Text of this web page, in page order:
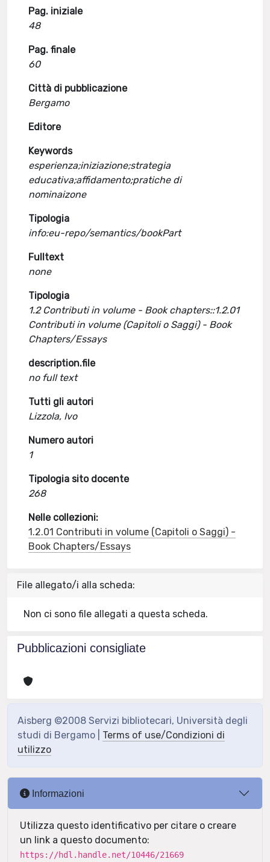
Pag. iniziale
48
Pag. finale
60
Città di pubblicazione
Bergamo
Editore
Keywords
esperienza;iniziazione;strategia
educativa;affidamento;pratiche di
nominaizone
Tipologia
info:eu-repo/semantics/bookPart
Fulltext
none
Tipologia
1.2 Contributi in volume - Book chapters::1.2.01
Contributi in volume (Capitoli o Saggi) - Book
Chapters/Essays
description.file
no full text
Tutti gli autori
Lizzola, Ivo
Numero autori
1
Tipologia sito docente
268
Nelle collezioni:
1.2.01 Contributi in volume (Capitoli o Saggi) -
Book Chapters/Essays
File allegato/i alla scheda:
Non ci sono file allegati a questa scheda.
Pubblicazioni consigliate
Aisberg ©2008 Servizi bibliotecari, Università degli
studi di Bergamo | Terms of use/Condizioni di
utilizzo
Informazioni
Utilizza questo identificativo per citare o creare
un link a questo documento:
https://hdl.handle.net/10446/21669